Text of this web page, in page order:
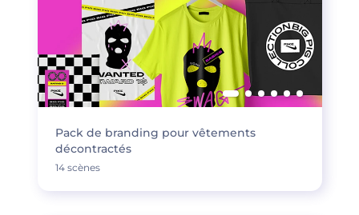
Pack de branding pour vêtements
décontractés
14 scènes